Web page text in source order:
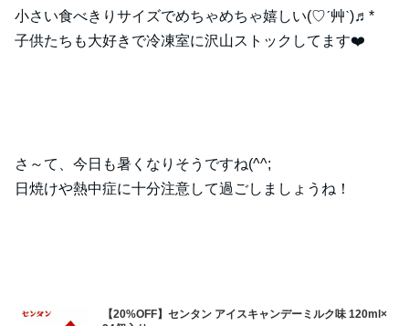
小さい食べきりサイズでめちゃめちゃ嬉しい(♡ˊ艸ˋ)♬*
子供たちも大好きで冷凍室に沢山ストックしてます❤️
さ～て、今日も暑くなりそうですね(^^;
日焼けや熱中症に十分注意して過ごしましょうね！
【20%OFF】センタン アイスキャンデーミルク味 120ml×